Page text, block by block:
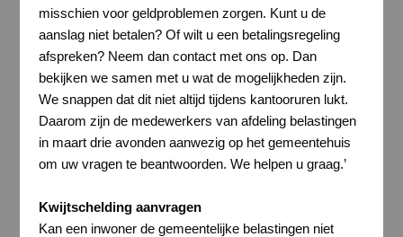
misschien voor geldproblemen zorgen. Kunt u de
aanslag niet betalen? Of wilt u een betalingsregeling
afspreken? Neem dan contact met ons op. Dan
bekijken we samen met u wat de mogelijkheden zijn.
We snappen dat dit niet altijd tijdens kantooruren lukt.
Daarom zijn de medewerkers van afdeling belastingen
in maart drie avonden aanwezig op het gemeentehuis
om uw vragen te beantwoorden. We helpen u graag.’
Kwijtschelding aanvragen
Kan een inwoner de gemeentelijke belastingen niet